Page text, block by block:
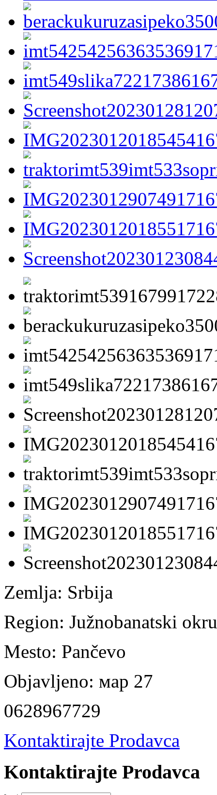
Zemlja: Srbija
Region: Južnobanatski
Mesto: Pančevo
Objavljeno: мар 27
0628967729
Kontaktirajte Prodavca
Kontaktirajte Prodavca